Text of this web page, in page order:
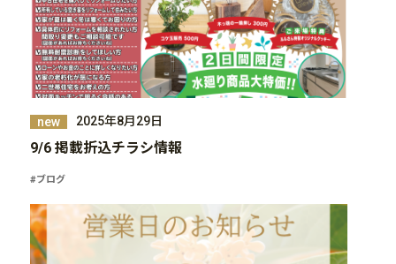
new 2025年8月29日
9/6 掲載折込チラシ情報
#ブログ